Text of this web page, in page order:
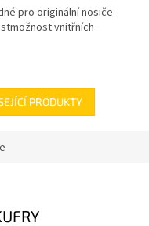
pro originální nosiče
vnitřních
PRODUKTY